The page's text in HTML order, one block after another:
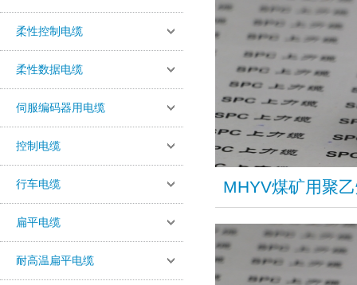
柔性控制电缆
柔性数据电缆
伺服编码器用电缆
控制电缆
行车电缆
扁平电缆
耐高温扁平电缆
MHYV煤矿用聚